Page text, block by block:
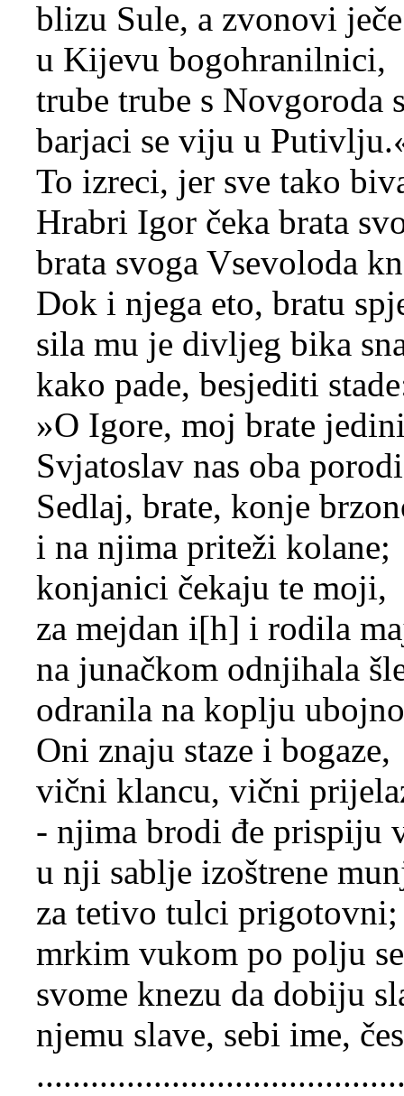
blizu Sule, a zvonovi ječe
u Kijevu bogohranilnici,
trube trube s Novgoroda
barjaci se viju u
To izreci, jer sve tako
Hrabri Igor čeka brata
brata svoga Vsevoloda
Dok i njega eto, bratu
sila mu je divljeg bika
kako pade, besjediti
»O Igore, moj brate
Svjatoslav nas oba
Sedlaj, brate, konje
i na njima priteži kolane;
konjanici čekaju te moji,
za mejdan i[h] i rodila
na junačkom odnjihala
odranila na koplju
Oni znaju staze i bogaze,
vični klancu, vični
- njima brodi đe prispiju
u nji sablje izoštrene
za tetivo tulci prigotovni;
mrkim vukom po polju
svome knezu da dobiju
njemu slave, sebi ime,